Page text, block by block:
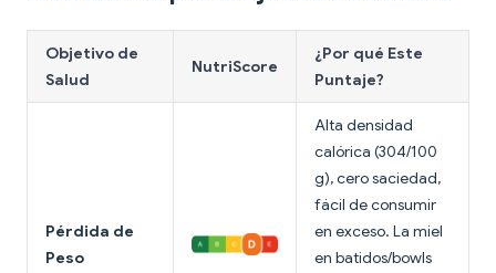
Objetivo de
Salud
NutriScore
¿Por qué Este
Puntaje?
Pérdida de
Peso
Alta densidad
calórica (304/100
g), cero saciedad,
fácil de consumir
en exceso. La miel
en batidos/bowls